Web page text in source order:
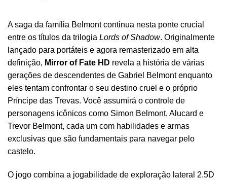
A saga da família Belmont continua nesta ponte crucial
entre os títulos da trilogia Lords of Shadow. Originalmente
lançado para portáteis e agora remasterizado em alta
definição, Mirror of Fate HD revela a história de várias
gerações de descendentes de Gabriel Belmont enquanto
eles tentam confrontar o seu destino cruel e o próprio
Príncipe das Trevas. Você assumirá o controle de
personagens icônicos como Simon Belmont, Alucard e
Trevor Belmont, cada um com habilidades e armas
exclusivas que são fundamentais para navegar pelo
castelo.
O jogo combina a jogabilidade de exploração lateral 2.5D